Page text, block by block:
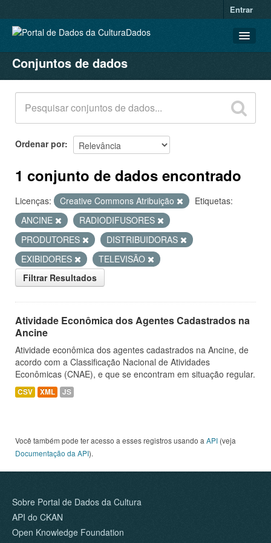
Entrar
CONJUNTOS DE DADOS
ORGANIZAÇÕES
GRUPOS
SOBRE
Conjuntos de dados
Ordenar por
1 conjunto de dados encontrado
Licenças: Creative Commons Atribuição
Etiquetas:
ANCINE
RADIODIFUSORES
PRODUTORES
DISTRIBUIDORAS
EXIBIDORES
TELEVISÃO
Filtrar Resultados
Atividade Econômica dos Agentes Cadastrados na
Ancine
Atividade econômica dos agentes cadastrados na Ancine, de
acordo com a Classificação Nacional de Atividades
Econômicas (CNAE), e que se encontram em situação regular.
CSV XML JS
Você também pode ter acesso a esses registros usando a API (veja
Documentação da API).
Sobre Portal de Dados da Cultura
API do CKAN
Open Knowledge Foundation